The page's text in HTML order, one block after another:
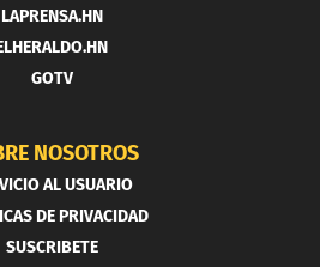
LAPRENSA.HN
GOTV
NOSOTROS
AL USUARIO
DE PRIVACIDAD
SUSCRIBETE